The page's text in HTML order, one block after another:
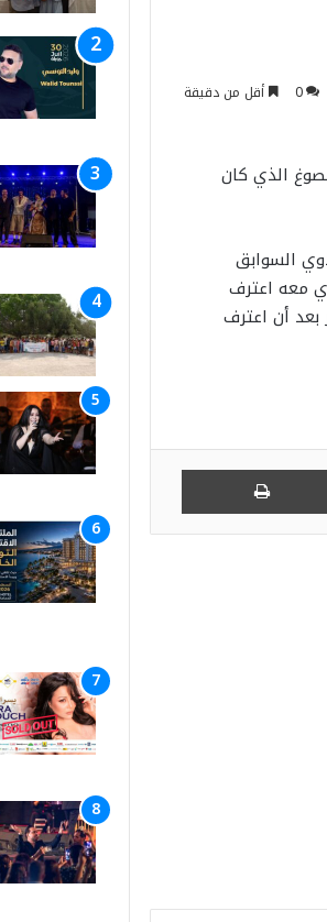
0 أقل من دقيقة
الذي كان
السوابق
معه اعترف
بعد أن اعترف
طباعة
شاحنة داخل